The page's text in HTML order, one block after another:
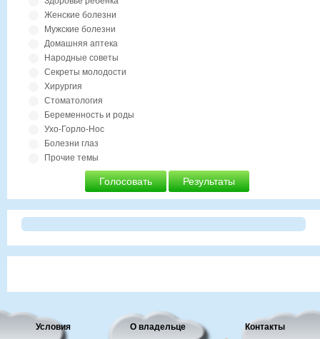
Женские болезни
Мужские болезни
Домашняя аптека
Народные советы
Секреты молодости
Хирургия
Стоматология
Беременность и роды
Ухо-Горло-Нос
Болезни глаз
Прочие темы
Голосовать Результаты
Условия О владельце Контакты